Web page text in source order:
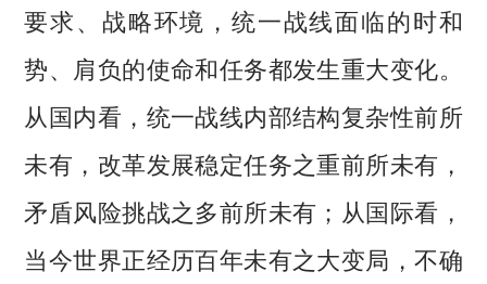
要求、战略环境，统一战线面临的时和
势、肩负的使命和任务都发生重大变化。
从国内看，统一战线内部结构复杂性前所
未有，改革发展稳定任务之重前所未有，
矛盾风险挑战之多前所未有；从国际看，
当今世界正经历百年未有之大变局，不确